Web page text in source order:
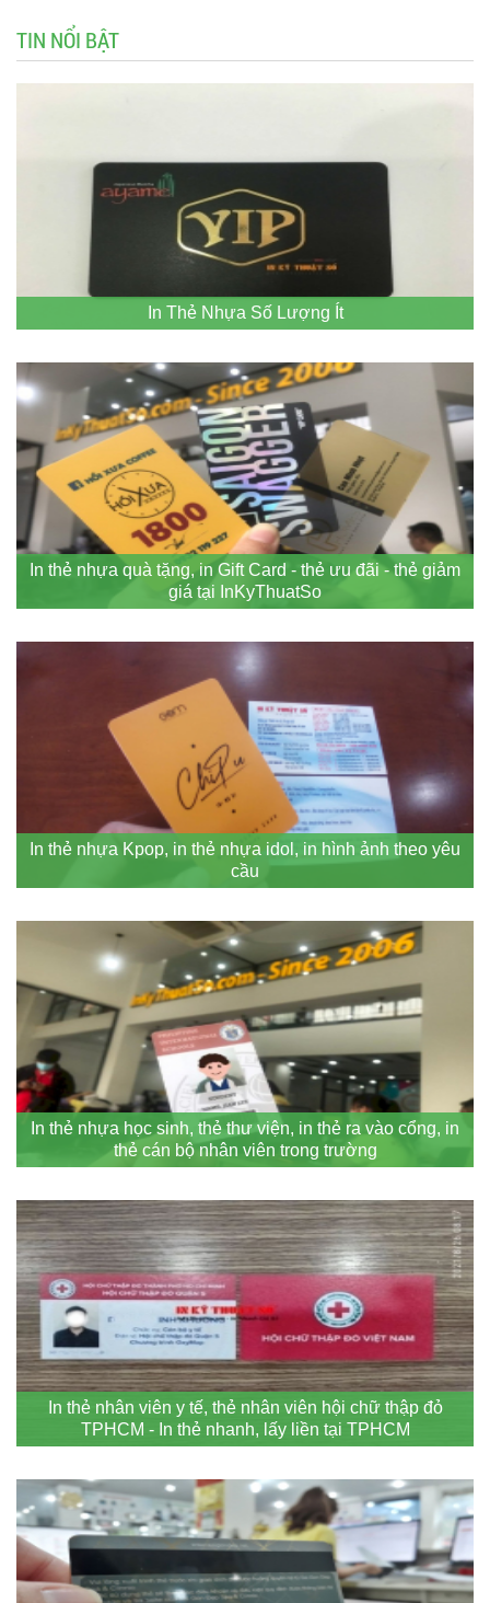
TIN NỔI BẬT
In Thẻ Nhựa Số Lượng Ít
In thẻ nhựa quà tặng, in Gift Card - thẻ ưu đãi - thẻ giảm
giá tại InKyThuatSo
In thẻ nhựa Kpop, in thẻ nhựa idol, in hình ảnh theo yêu
cầu
In thẻ nhựa học sinh, thẻ thư viện, in thẻ ra vào cổng, in
thẻ cán bộ nhân viên trong trường
In thẻ nhân viên y tế, thẻ nhân viên hội chữ thập đỏ
TPHCM - In thẻ nhanh, lấy liền tại TPHCM